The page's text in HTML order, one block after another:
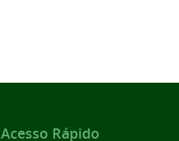
Acesso Rápido